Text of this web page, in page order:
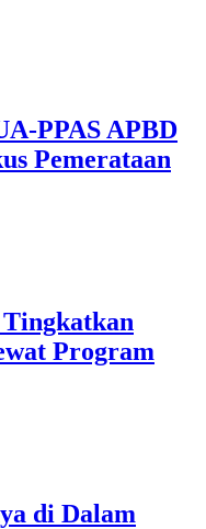
PPAS APBD
Pemerataan
Program
di Dalam